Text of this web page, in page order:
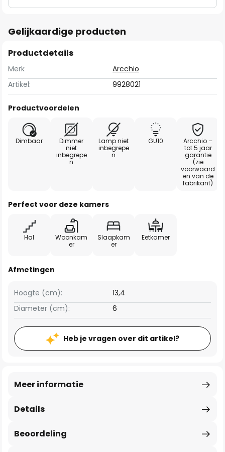
Gelijkaardige producten
Productdetails
Merk
Arcchio
Artikel:
9928021
Productvoordelen
Dimbaar
Dimmer
niet
inbegrepe
n
Lamp niet
inbegrepe
n
GU10
Arcchio –
tot 5 jaar
garantie
(zie
voorwaard
en van de
fabrikant)
Perfect voor deze kamers
Hal
Woonkam
er
Slaapkam
er
Eetkamer
Afmetingen
Hoogte (cm):
13,4
Diameter (cm):
6
Heb je vragen over dit artikel?
Details
Meer informatie
Beoordeling